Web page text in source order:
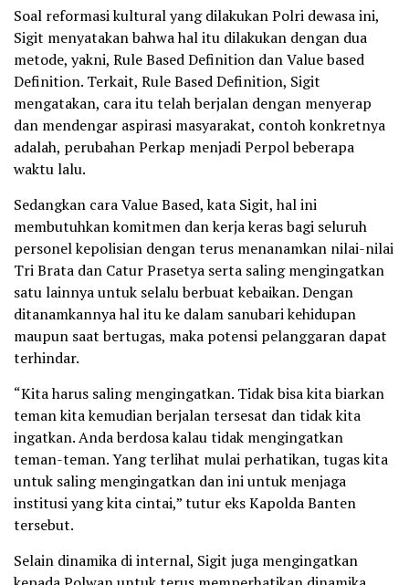
Soal reformasi kultural yang dilakukan Polri dewasa ini,
Sigit menyatakan bahwa hal itu dilakukan dengan dua
metode, yakni, Rule Based Definition dan Value based
Definition. Terkait, Rule Based Definition, Sigit
mengatakan, cara itu telah berjalan dengan menyerap
dan mendengar aspirasi masyarakat, contoh konkretnya
adalah, perubahan Perkap menjadi Perpol beberapa
waktu lalu.
Sedangkan cara Value Based, kata Sigit, hal ini
membutuhkan komitmen dan kerja keras bagi seluruh
personel kepolisian dengan terus menanamkan nilai-nilai
Tri Brata dan Catur Prasetya serta saling mengingatkan
satu lainnya untuk selalu berbuat kebaikan. Dengan
ditanamkannya hal itu ke dalam sanubari kehidupan
maupun saat bertugas, maka potensi pelanggaran dapat
terhindar.
“Kita harus saling mengingatkan. Tidak bisa kita biarkan
teman kita kemudian berjalan tersesat dan tidak kita
ingatkan. Anda berdosa kalau tidak mengingatkan
teman-teman. Yang terlihat mulai perhatikan, tugas kita
untuk saling mengingatkan dan ini untuk menjaga
institusi yang kita cintai,” tutur eks Kapolda Banten
tersebut.
Selain dinamika di internal, Sigit juga mengingatkan